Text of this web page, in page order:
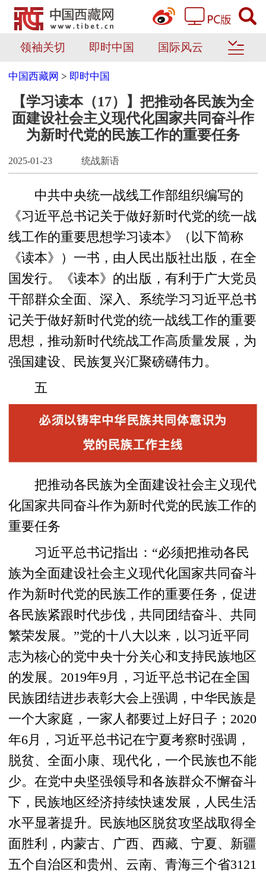
领袖关切 即时中国 国际风云
中国西藏网 > 即时中国
【学习读本（17）】把推动各民族为全
面建设社会主义现代化国家共同奋斗作
为新时代党的民族工作的重要任务
2025-01-23 统战新语
中共中央统一战线工作部组织编写的
《习近平总书记关于做好新时代党的统一战
线工作的重要思想学习读本》（以下简称
《读本》）一书，由人民出版社出版，在全
国发行。《读本》的出版，有利于广大党员
干部群众全面、深入、系统学习习近平总书
记关于做好新时代党的统一战线工作的重要
思想，推动新时代统战工作高质量发展，为
强国建设、民族复兴汇聚磅礴伟力。
五
把推动各民族为全面建设社会主义现代
化国家共同奋斗作为新时代党的民族工作的
重要任务
习近平总书记指出：“必须把推动各民
族为全面建设社会主义现代化国家共同奋斗
作为新时代党的民族工作的重要任务，促进
各民族紧跟时代步伐，共同团结奋斗、共同
繁荣发展。”党的十八大以来，以习近平同
志为核心的党中央十分关心和支持民族地区
的发展。2019年9月，习近平总书记在全国
民族团结进步表彰大会上强调，中华民族是
一个大家庭，一家人都要过上好日子；2020
年6月，习近平总书记在宁夏考察时强调，
脱贫、全面小康、现代化，一个民族也不能
少。在党中央坚强领导和各族群众不懈奋斗
下，民族地区经济持续快速发展，人民生活
水平显著提升。民族地区脱贫攻坚战取得全
面胜利，内蒙古、广西、西藏、宁夏、新疆
五个自治区和贵州、云南、青海三个省3121